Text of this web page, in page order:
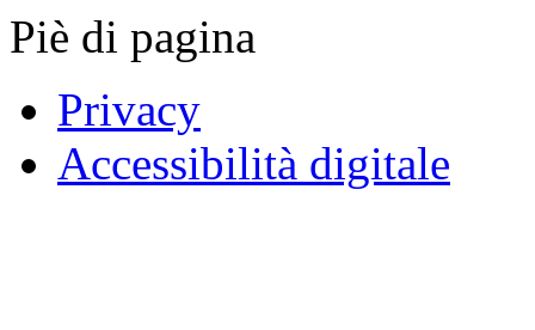
Piè di pagina
Privacy
Accessibilità digitale